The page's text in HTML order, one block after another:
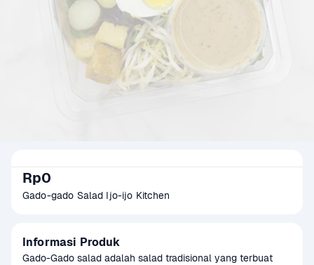
Rp0
Gado-gado Salad Ijo-ijo Kitchen
Informasi Produk
Gado-Gado salad adalah salad tradisional yang terbuat